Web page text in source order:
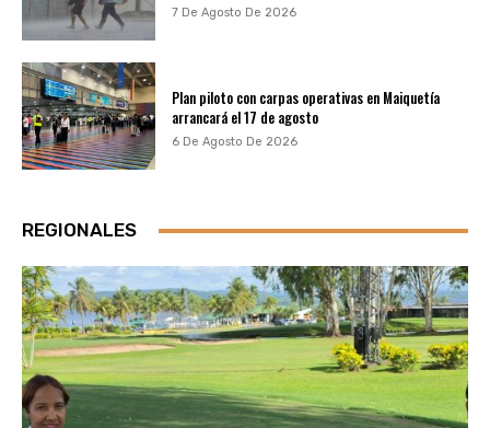
7 De Agosto De 2026
Plan piloto con carpas operativas en Maiquetía
arrancará el 17 de agosto
6 De Agosto De 2026
REGIONALES